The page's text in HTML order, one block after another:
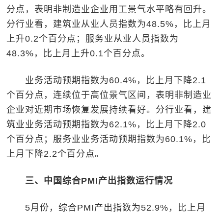
分点，表明非制造业企业用工景气水平略有回升。
分行业看，建筑业从业人员指数为48.5%，比上月
上升0.2个百分点；服务业从业人员指数为
48.3%，比上月上升0.1个百分点。
业务活动预期指数为60.4%，比上月下降2.1
个百分点，连续位于高位景气区间，表明非制造业
企业对近期市场恢复发展持续看好。分行业看，建
筑业业务活动预期指数为62.1%，比上月下降2.0
个百分点；服务业业务活动预期指数为60.1%，比
上月下降2.2个百分点。
三、中国综合PMI产出指数运行情况
5月份，综合PMI产出指数为52.9%，比上月